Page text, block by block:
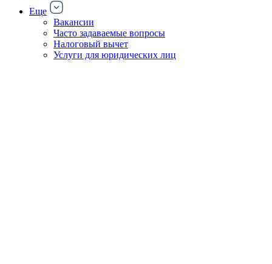
Еще
Вакансии
Часто задаваемые вопросы
Налоговый вычет
Услуги для юридических лиц